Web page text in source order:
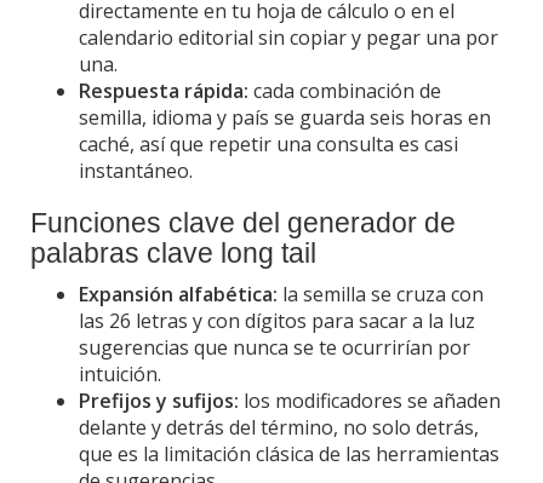
directamente en tu hoja de cálculo o en el
calendario editorial sin copiar y pegar una por
una.
Respuesta rápida: cada combinación de
semilla, idioma y país se guarda seis horas en
caché, así que repetir una consulta es casi
instantáneo.
Funciones clave del generador de
palabras clave long tail
Expansión alfabética: la semilla se cruza con
las 26 letras y con dígitos para sacar a la luz
sugerencias que nunca se te ocurrirían por
intuición.
Prefijos y sufijos: los modificadores se añaden
delante y detrás del término, no solo detrás,
que es la limitación clásica de las herramientas